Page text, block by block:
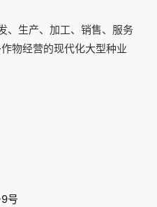
、生产、加工、销售、服务
物经营的现代化大型种业
号